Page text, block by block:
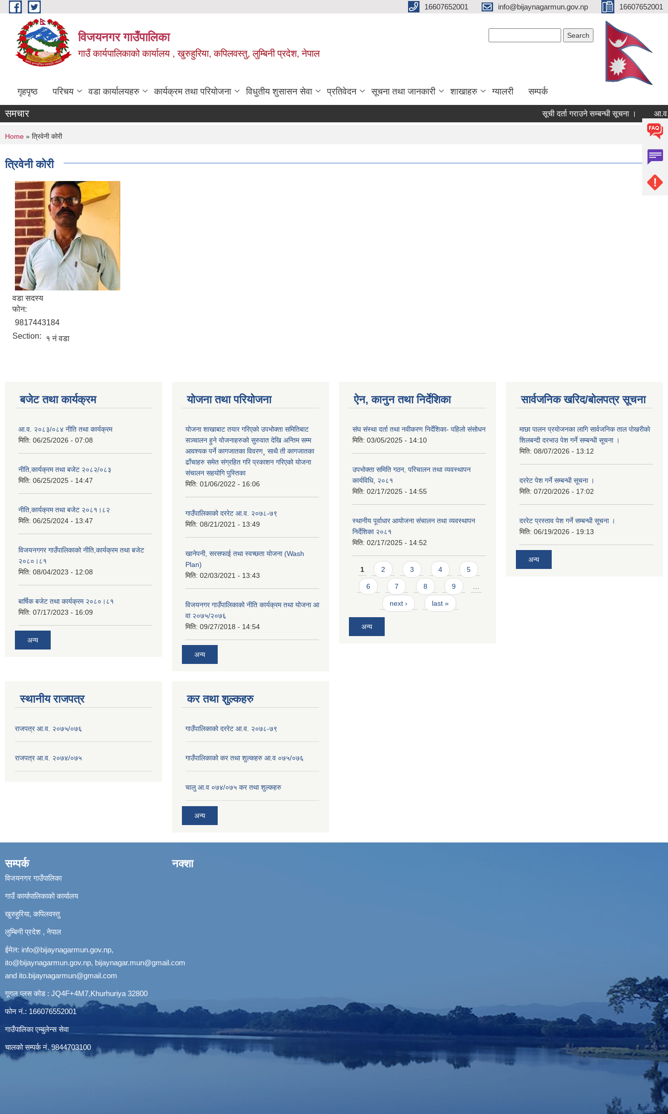
Skip to main content 16607652001 info@bijaynagarmun.gov.np 16607652001
विजयनगर गाउँपालिका
गाउँ कार्यपालिकाको कार्यालय , खुरुहुरिया, कपिलवस्तु, लुम्बिनी प्रदेश, नेपाल
गृहपृष्ठ परिचय वडा कार्यालयहरु कार्यक्रम तथा परियोजना विधुतीय शुसासन सेवा प्रतिवेदन सूचना तथा जानकारी शाखाहरु ग्यालरी सम्पर्क
समचार सूची दर्ता गराउने सम्बन्धी सूचना ।
You are here
Home » त्रिवेनी कोरी
त्रिवेनी कोरी
वडा सदस्य
फोन:
9817443184
Section:
१ नं वडा
बजेट तथा कार्यक्रम
आ.व. २०८३/०८४ नीति तथा कार्यक्रम
मिति: 06/25/2026 - 07:08
नीति,कार्यक्रम तथा बजेट २०८२/०८३
मिति: 06/25/2025 - 14:47
नीति,कार्यक्रम तथा बजेट २०८१।८२
मिति: 06/25/2024 - 13:47
विजयनगगर गाउँपालिकाको नीति,कार्यक्रम तथा बजेट
२०८०।८१
मिति: 08/04/2023 - 12:08
बार्षिक बजेट तथा कार्यक्रम २०८०।८१
मिति: 07/17/2023 - 16:09
अन्य
योजना तथा परियोजना
योजना शाखाबाट तयार गरिएको उपभोक्ता समितिबाट
सञ्चालन हुने योजनाहरुको सुरुवात देखि अन्तिम सम्म
आवश्यक पर्ने कागजातका विवरण¸ साथै ती कागजातका
ढाँचाहरु समेत संग्रहित गरि प्रकाशन गरिएको योजना
संचालन सहयोगि पुस्तिका
मिति: 01/06/2022 - 16:06
गाउँपालिकाको दररेट आ.व. २०७८-७९
मिति: 08/21/2021 - 13:49
खानेपनी, सरसफाई तथा स्वच्छता योजना (Wash
Plan)
मिति: 02/03/2021 - 13:43
विजयनगर गाउँपालिकाको नीति कार्यक्रम तथा योजना आ
वा २०७५/२०७६
मिति: 09/27/2018 - 14:54
अन्य
ऐन, कानुन तथा निर्देशिका
संघ संस्था दर्ता तथा नवीकरण निर्देशिका- पहिलो संसोधन
मिति: 03/05/2025 - 14:10
उपभोक्ता समिति गठन, परिचालन तथा व्यवस्थापन
कार्यविधि, २०८१
मिति: 02/17/2025 - 14:55
स्थानीय पूर्वाधार आयोजना संचालन तथा व्यवस्थापन
निर्देशिका २०८१
मिति: 02/17/2025 - 14:52
Pages
1 2 3 4 5
6 7 8 9 …
next › last »
अन्य
सार्वजनिक खरिद/बोलपत्र सूचना
माछा पालन प्रयाेजनका लागि सार्वजनिक ताल पाेखरीकाे
शिलबन्दी दरभाउ पेश गर्ने सम्बन्धी सूचना ।
मिति: 08/07/2026 - 13:12
दररेट पेश गर्ने सम्बन्धी सूचना ।
मिति: 07/20/2026 - 17:02
दररेट प्रस्ताव पेश गर्ने सम्बन्धी सूचना ।
मिति: 06/19/2026 - 19:13
अन्य
स्थानीय राजपत्र
राजपत्र आ.व. २०७५/०७६
राजपत्र आ.व. २०७४/०७५
कर तथा शुल्कहरु
गाउँपालिकाको दररेट आ.व. २०७८-७९
गाउँपालिकाको कर तथा शुल्कहरु आ.व ०७५/०७६
चालु आ.व ०७४/०७५ कर तथा शुल्कहरु
अन्य
सम्पर्क
विजयनगर गाउँपालिका
गाउँ कार्यापालिकाको कार्यालय
खुरुहुरिया, कपिलवस्तु
लुम्बिनी प्रदेश , नेपाल
ईमेल: info@bijaynagarmun.gov.np,
ito@bijaynagarmun.gov.np, bijaynagar.mun@gmail.com
and ito.bijaynagarmun@gmail.com
गूगल प्लस कोड : JQ4F+4M7,Khurhuriya 32800
फोन नं.: 166076552001
गाउँपालिका एम्बुलेन्स सेवा
चालको सम्पर्क नं. 9844703100
नक्शा